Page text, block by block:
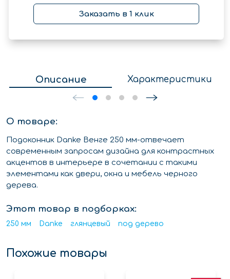
Заказать в 1 клик
Описание Характеристики
О товаре:
Подоконник Danke Венге 250 мм-отвечает
современным запросам дизайна для контрастных
акцентов в интерьере в сочетании с такими
элементами как двери, окна и мебель черного
дерева.
Этот товар в подборках:
250 мм Danke глянцевый под дерево
Похожие товары